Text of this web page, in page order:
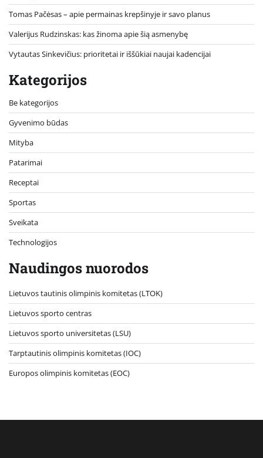
Tomas Pačėsas – apie permainas krepšinyje ir savo planus
Valerijus Rudzinskas: kas žinoma apie šią asmenybę
Vytautas Sinkevičius: prioritetai ir iššūkiai naujai kadencijai
Kategorijos
Be kategorijos
Gyvenimo būdas
Mityba
Patarimai
Receptai
Sportas
Sveikata
Technologijos
Naudingos nuorodos
Lietuvos tautinis olimpinis komitetas (LTOK)
Lietuvos sporto centras
Lietuvos sporto universitetas (LSU)
Tarptautinis olimpinis komitetas (IOC)
Europos olimpinis komitetas (EOC)